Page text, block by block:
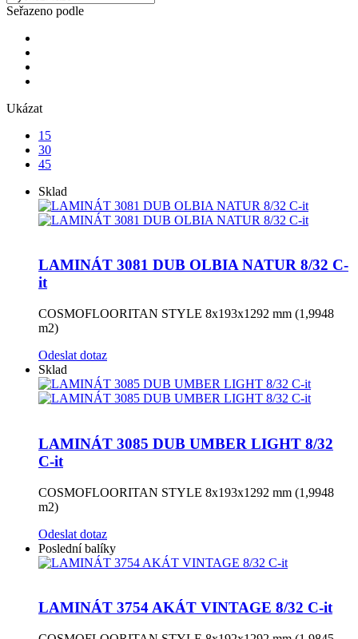
Seřazeno podle
Ukázat
15
30
45
Sklad
LAMINÁT 3081 DUB OLBIA NATUR 8/32 C-
it
COSMOFLOORITAN STYLE 8x193x1292 mm (1,9948
m2)
Odeslat dotaz
Sklad
LAMINÁT 3085 DUB UMBER LIGHT 8/32
C-it
COSMOFLOORITAN STYLE 8x193x1292 mm (1,9948
m2)
Odeslat dotaz
Poslední balíky
LAMINÁT 3754 AKÁT VINTAGE 8/32 C-it